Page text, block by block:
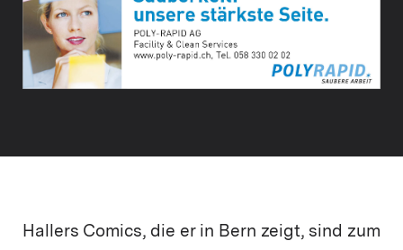
Hallers Comics, die er in Bern zeigt, sind zum